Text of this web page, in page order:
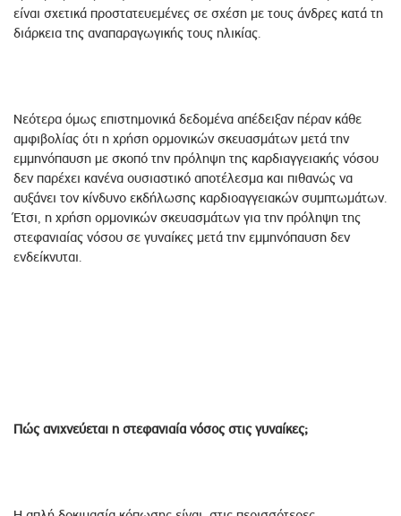
είναι σχετικά προστατευεμένες σε σχέση με τους άνδρες κατά τη
διάρκεια της αναπαραγωγικής τους ηλικίας.
Νεότερα όμως επιστημονικά δεδομένα απέδειξαν πέραν κάθε
αμφιβολίας ότι η χρήση ορμονικών σκευασμάτων μετά την
εμμηνόπαυση με σκοπό την πρόληψη της καρδιαγγειακής νόσου
δεν παρέχει κανένα ουσιαστικό αποτέλεσμα και πιθανώς να
αυξάνει τον κίνδυνο εκδήλωσης καρδιοαγγειακών συμπτωμάτων.
Έτσι, η χρήση ορμονικών σκευασμάτων για την πρόληψη της
στεφανιαίας νόσου σε γυναίκες μετά την εμμηνόπαυση δεν
ενδείκνυται.
Πώς ανιχνεύεται η στεφανιαία νόσος στις γυναίκες;